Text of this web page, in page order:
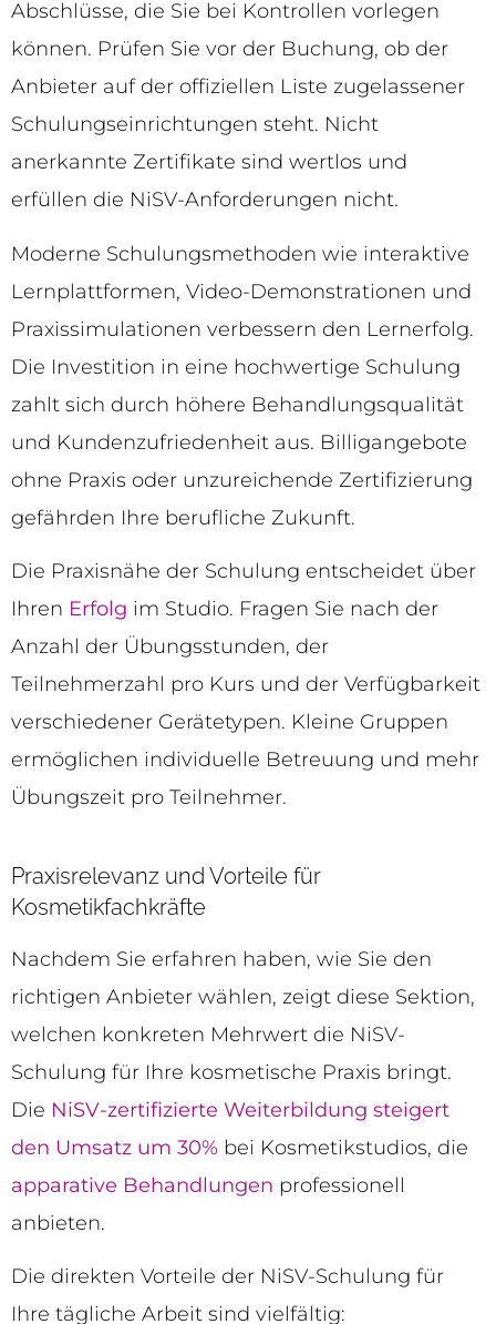
Abschlüsse, die Sie bei Kontrollen vorlegen
können. Prüfen Sie vor der Buchung, ob der
Anbieter auf der offiziellen Liste zugelassener
Schulungseinrichtungen steht. Nicht
anerkannte Zertifikate sind wertlos und
erfüllen die NiSV-Anforderungen nicht.
Moderne Schulungsmethoden wie interaktive
Lernplattformen, Video-Demonstrationen und
Praxissimulationen verbessern den Lernerfolg.
Die Investition in eine hochwertige Schulung
zahlt sich durch höhere Behandlungsqualität
und Kundenzufriedenheit aus. Billigangebote
ohne Praxis oder unzureichende Zertifizierung
gefährden Ihre berufliche Zukunft.
Die Praxisnähe der Schulung entscheidet über
Ihren Erfolg im Studio. Fragen Sie nach der
Anzahl der Übungsstunden, der
Teilnehmerzahl pro Kurs und der Verfügbarkeit
verschiedener Gerätetypen. Kleine Gruppen
ermöglichen individuelle Betreuung und mehr
Übungszeit pro Teilnehmer.
Praxisrelevanz und Vorteile für
Kosmetikfachkräfte
Nachdem Sie erfahren haben, wie Sie den
richtigen Anbieter wählen, zeigt diese Sektion,
welchen konkreten Mehrwert die NiSV-
Schulung für Ihre kosmetische Praxis bringt.
Die NiSV-zertifizierte Weiterbildung steigert
den Umsatz um 30% bei Kosmetikstudios, die
apparative Behandlungen professionell
anbieten.
Die direkten Vorteile der NiSV-Schulung für
Ihre tägliche Arbeit sind vielfältig: